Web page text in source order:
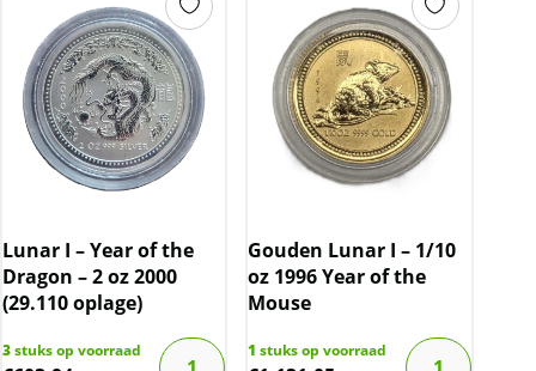
Lunar I – Year of the
Dragon – 2 oz 2000
(29.110 oplage)
3stuks op voorraad
Gouden Lunar I – 1/10
oz 1996 Year of the
Mouse
1 stuks op voorraad